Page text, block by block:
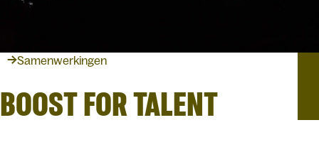
Samenwerkingen
BOOST FOR TALENT